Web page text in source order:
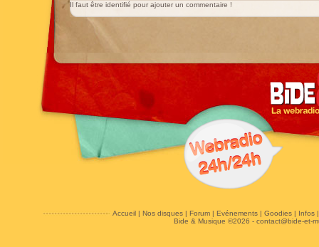
Il faut être identifié pour ajouter un commentaire !
Accueil| Nos disques| Forum| Evénements| Goodies| Infos
Bide & Musique ©2026 - contact@bide-et-